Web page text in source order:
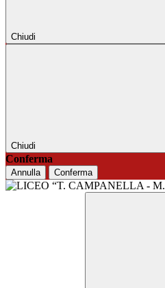
Chiudi
Chiudi
Conferma
Annulla Conferma